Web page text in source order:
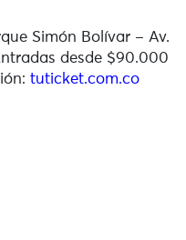
Simón Bolívar –Av.
desde $90.000
tuticket.com.co